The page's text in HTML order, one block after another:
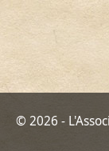
© 2026 -